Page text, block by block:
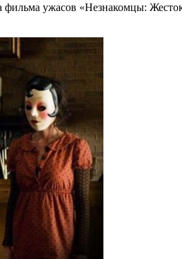
фильма ужасов «Незнакомцы: